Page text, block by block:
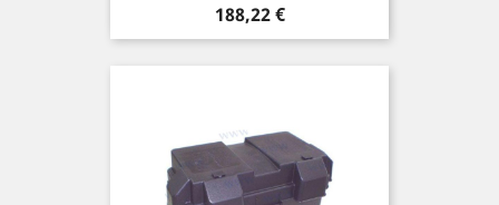
Prix
188,22 €